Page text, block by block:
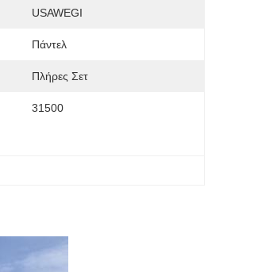
USAWEGI
Πάντελ
Πλήρες Σετ
31500